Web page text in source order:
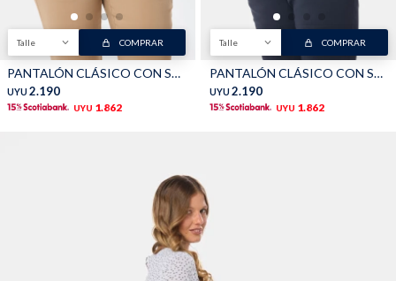
Talle COMPRAR
PANTALÓN CLÁSICO CON SPANDEX - Beige
UYU 2.190
UYU 1.862
Talle COMPRAR
PANTALÓN CLÁSICO CON SPANDEX - Marino
UYU 2.190
UYU 1.862